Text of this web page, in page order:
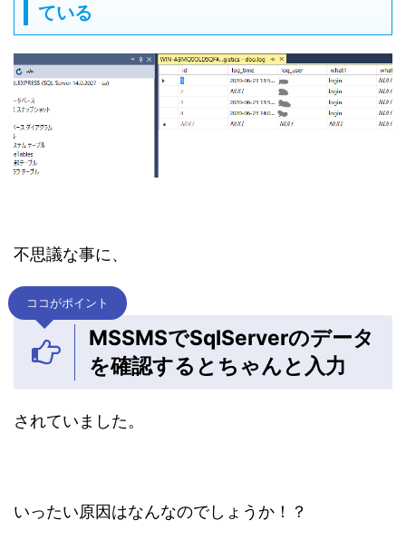
ている
不思議な事に、
ココがポイント
MSSMSでSqlServerのデータ
を確認するとちゃんと入力
されていました。
いったい原因はなんなのでしょうか！？